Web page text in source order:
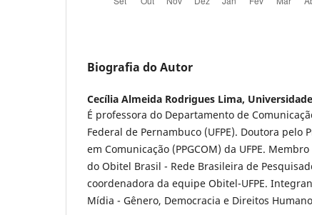
Biografia do Autor
Cecília Almeida Rodrigues Lima,
É professora do Departamento de
Federal de Pernambuco (UFPE). Doutora pelo
em Comunicação (PPGCOM) da UFPE.
do Obitel Brasil - Rede Brasileira de
coordenadora da equipe Obitel-UFPE.
Mídia - Gênero, Democracia e Direitos